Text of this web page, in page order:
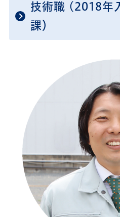
技術職 (2018年
課）